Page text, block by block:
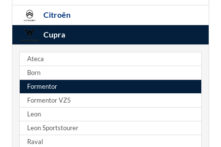
Citroën
Cupra
Ateca
Born
Formentor
Formentor VZ5
Leon
Leon Sportstourer
Raval